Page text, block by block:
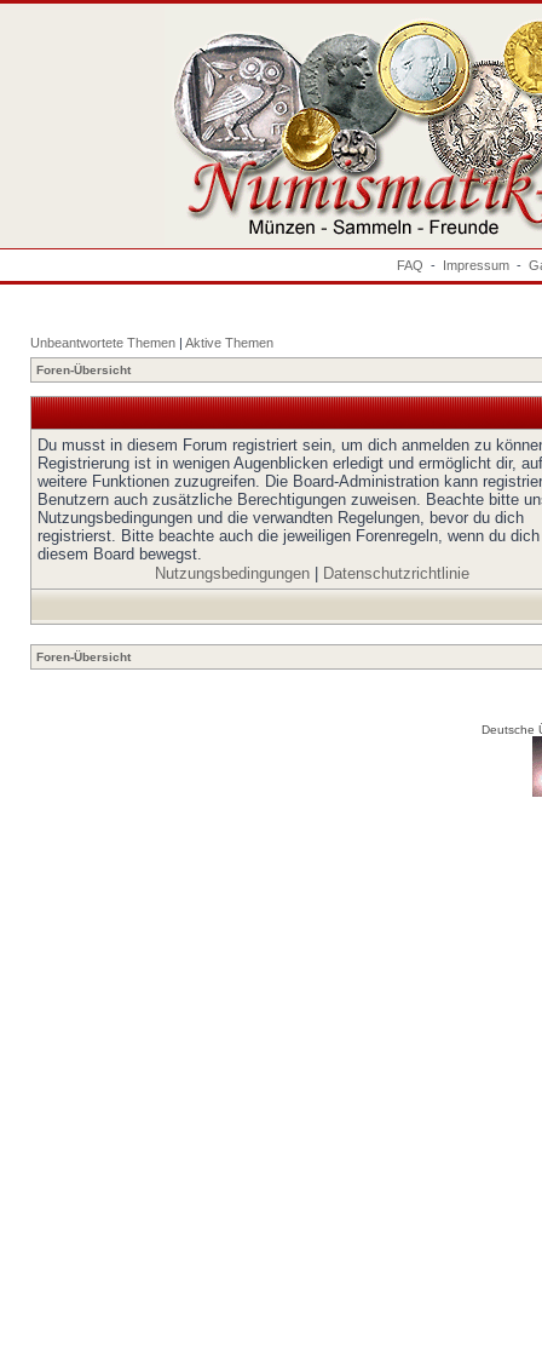
FAQ - Impressum -
Unbeantwortete Themen | Aktive Themen
Foren-Übersicht
Du musst in diesem Forum registriert sein, um dich anmelden zu
Registrierung ist in wenigen Augenblicken erledigt und ermöglicht dir, auf
weitere Funktionen zuzugreifen. Die Board-Administration kann
Benutzern auch zusätzliche Berechtigungen zuweisen. Beachte bitte
Nutzungsbedingungen und die verwandten Regelungen, bevor du dich
registrierst. Bitte beachte auch die jeweiligen Forenregeln, wenn du
diesem Board bewegst.
Nutzungsbedingungen| Datenschutzrichtlinie
Foren-Übersicht
Deutsche